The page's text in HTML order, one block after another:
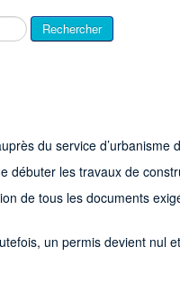
Rechercher
du service
débuter les travaux de
de tous les documents
un permis devient nul